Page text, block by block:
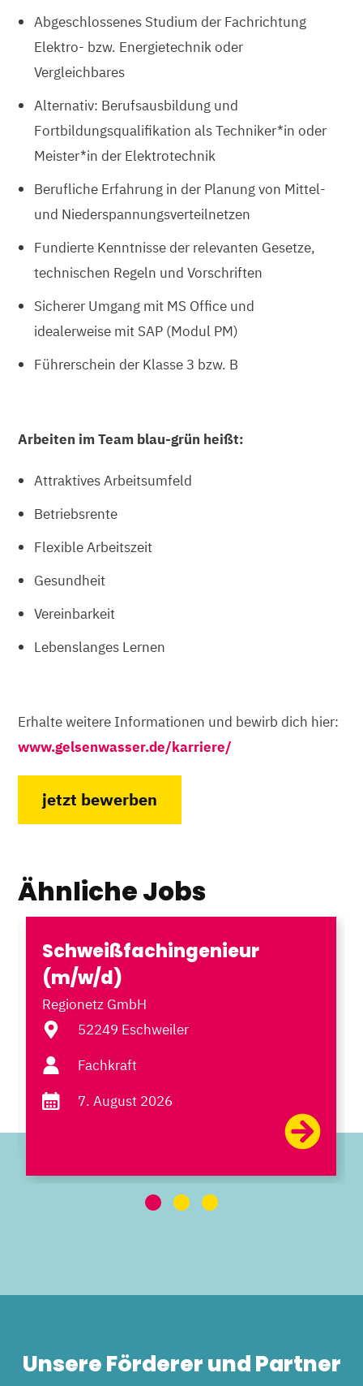
Abgeschlossenes Studium der Fachrichtung
Elektro- bzw. Energietechnik oder
Vergleichbares
Alternativ: Berufsausbildung und
Fortbildungsqualifikation als Techniker*in oder
Meister*in der Elektrotechnik
Berufliche Erfahrung in der Planung von Mittel-
und Niederspannungsverteilnetzen
Fundierte Kenntnisse der relevanten Gesetze,
technischen Regeln und Vorschriften
Sicherer Umgang mit MS Office und
idealerweise mit SAP (Modul PM)
Führerschein der Klasse 3 bzw. B
Arbeiten im Team blau-grün heißt:
Attraktives Arbeitsumfeld
Betriebsrente
Flexible Arbeitszeit
Gesundheit
Vereinbarkeit
Lebenslanges Lernen
Erhalte weitere Informationen und bewirb dich hier:
www.gelsenwasser.de/karriere/
jetzt bewerben
Ähnliche Jobs
Schweißfachingenieur
(m/w/d)
Regionetz GmbH
52249 Eschweiler
Fachkraft
7. August 2026
Unsere Förderer und Partner